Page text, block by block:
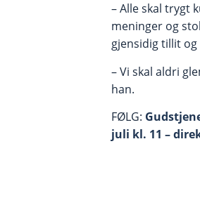
– Alle skal trygt
meninger og
gjensidig tillit og
– Vi skal aldri
han.
FØLG:
juli kl. 11 –